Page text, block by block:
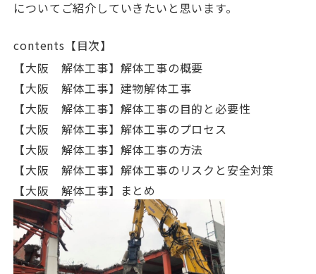
についてご紹介していきたいと思います。
contents【目次】
【大阪 解体工事】解体工事の概要
【大阪 解体工事】建物解体工事
【大阪 解体工事】解体工事の目的と必要性
【大阪 解体工事】解体工事のプロセス
【大阪 解体工事】解体工事の方法
【大阪 解体工事】解体工事のリスクと安全対策
【大阪 解体工事】まとめ